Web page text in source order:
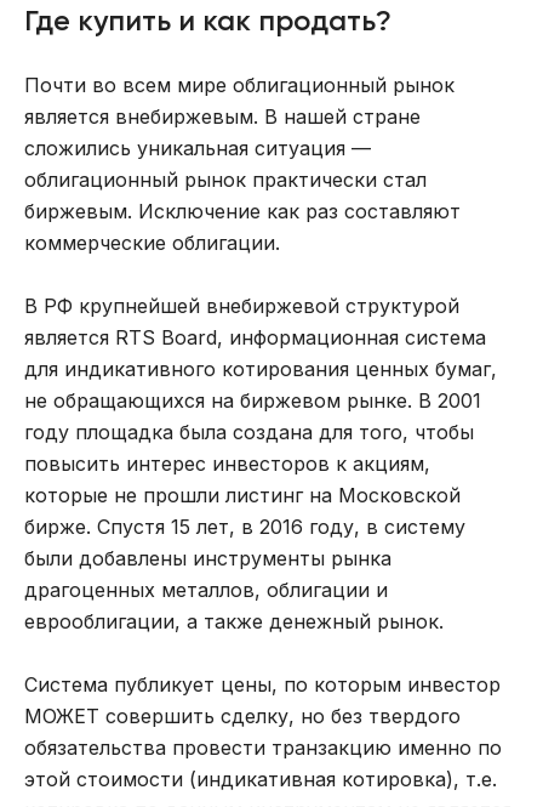
Где купить и как продать?
Почти во всем мире облигационный рынок
является внебиржевым. В нашей стране
сложились уникальная ситуация —
облигационный рынок практически стал
биржевым. Исключение как раз составляют
коммерческие облигации.
В РФ крупнейшей внебиржевой структурой
является RTS Board, информационная система
для индикативного котирования ценных бумаг,
не обращающихся на биржевом рынке. В 2001
году площадка была создана для того, чтобы
повысить интерес инвесторов к акциям,
которые не прошли листинг на Московской
бирже. Спустя 15 лет, в 2016 году, в систему
были добавлены инструменты рынка
драгоценных металлов, облигации и
еврооблигации, а также денежный рынок.
Система публикует цены, по которым инвестор
МОЖЕТ совершить сделку, но без твердого
обязательства провести транзакцию именно по
этой стоимости (индикативная котировка), т.е.